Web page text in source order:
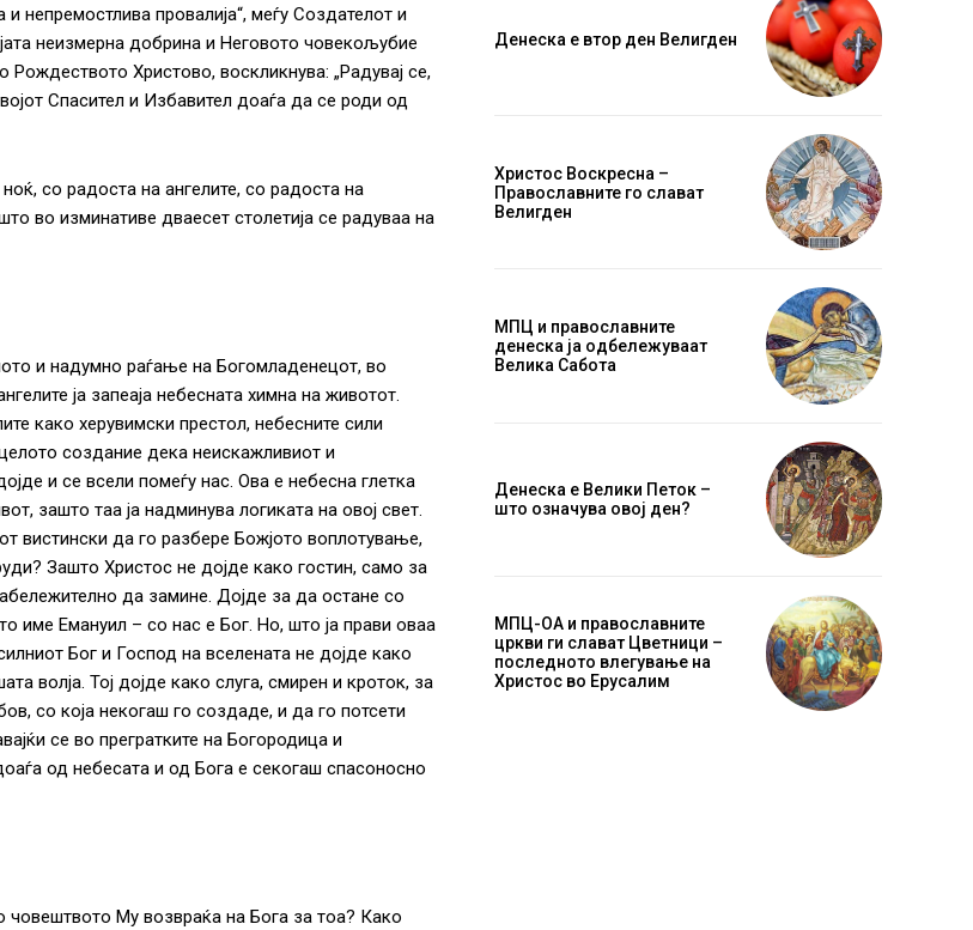
непремостлива провалија“, меѓу Создателот и
неизмерна добрина и Неговото човекољубие
Христово, воскликнува: „Радувај се,
Спасител и Избавител доаѓа да се роди од
со радоста на ангелите, со радоста на
во изминативе дваесет столетија се радуваа на
и надумно раѓање на Богомладенецот, во
ја запеаја небесната химна на животот.
како херувимски престол, небесните сили
создание дека неискажливиот и
и се всели помеѓу нас. Ова е небесна глетка
зашто таа ја надминува логиката на овој свет.
вистински да го разбере Божјото воплотување,
Зашто Христос не дојде како гостин, само за
да замине. Дојде за да остане со
име Емануил – со нас е Бог. Но, што ја прави оваа
Бог и Господ на вселената не дојде како
волја. Тој дојде како слуга, смирен и кроток, за
со која некогаш го создаде, и да го потсети
се во прегратките на Богородица и
од небесата и од Бога е секогаш спасоносно
Му возвраќа на Бога за тоа? Како
Денеска е втор ден Велигден
Христос Воскресна –
Православните го слават
Велигден
МПЦ и православните
денеска ја одбележуваат
Велика Сабота
Денеска е Велики Петок –
што означува овој ден?
МПЦ-ОА и православните
цркви ги слават Цветници –
последното влегување на
Христос во Ерусалим